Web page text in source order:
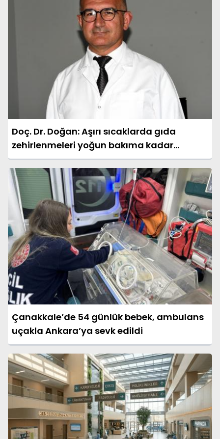
Doç. Dr. Doğan: Aşırı sıcaklarda gıda
zehirlenmeleri yoğun bakıma kadar
götürebilir
Çanakkale’de 54 günlük bebek, ambulans
uçakla Ankara’ya sevk edildi